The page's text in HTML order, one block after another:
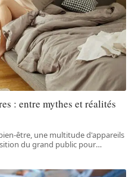
: entre mythes et réalités
être, une multitude d'appareils
du grand public pour…